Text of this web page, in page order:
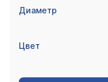
Диаметр
Цвет